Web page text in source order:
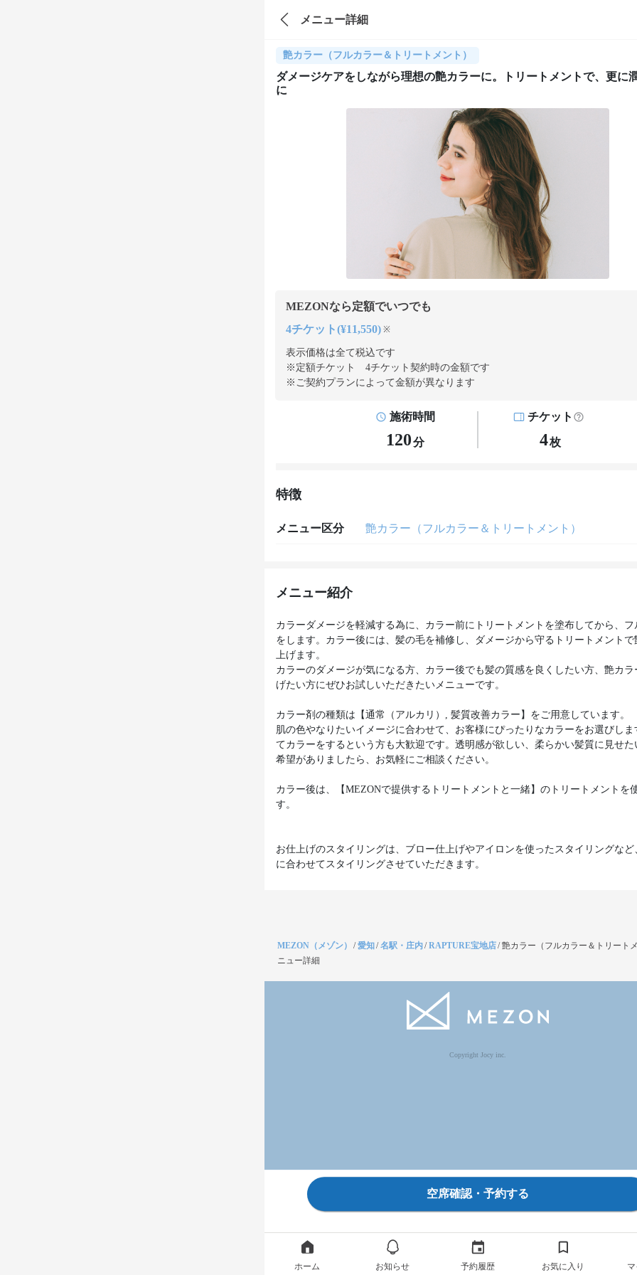
メニュー詳細
艶カラー（フルカラー＆トリートメント）
ダメージケアをしながら理想の艶カラーに。トリートメントで、更に
に
MEZONなら定額でいつでも
4チケット(¥11,550) ※
表示価格は全て税込です
※定額チケット 4チケット契約時の金額です
※ご契約プランによって金額が異なります
施術時間
120分
チケット
4枚
特徴
メニュー区分 艶カラー（フルカラー＆トリートメント）
メニュー紹介
カラーダメージを軽減する為に、カラー前にトリートメントを塗布してから、フ
をします。カラー後には、髪の毛を補修し、ダメージから守るトリートメントで
上げます。
カラーのダメージが気になる方、カラー後でも髪の質感を良くしたい方、艶カラ
げたい方にぜひお試しいただきたいメニューです。
カラー剤の種類は【通常（アルカリ）, 髪質改善カラー】をご用意しています。
肌の色やなりたいイメージに合わせて、お客様にぴったりなカラーをお選びしま
てカラーをするという方も大歓迎です。透明感が欲しい、柔らかい髪質に見せた
希望がありましたら、お気軽にご相談ください。
カラー後は、【MEZONで提供するトリートメントと一緒】のトリートメントを
す。
お仕上げのスタイリングは、ブロー仕上げやアイロンを使ったスタイリングなど
MEZON（メゾン） /愛知/名駅・庄内/RAPTURE宝地店/艶カラー（フルカラー＆トリート
ニュー詳細
Copyright Jocy inc.
空席確認・予約する
ホーム お知らせ 予約履歴 お気に入り